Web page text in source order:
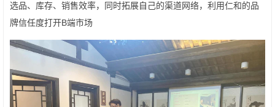
选品、库存、销售效率，同时拓展自己的渠道网络，利用仁和的品
牌信任度打开B端市场